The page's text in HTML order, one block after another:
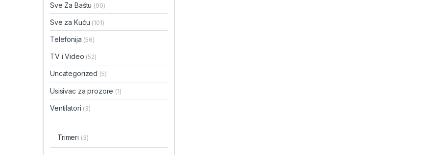
Sve Za Baštu (90)
Sve za Kuću (101)
Telefonija (56)
TV i Video (52)
Uncategorized (5)
Usisivac za prozore (1)
Ventilatori (3)
Trimeri (3)